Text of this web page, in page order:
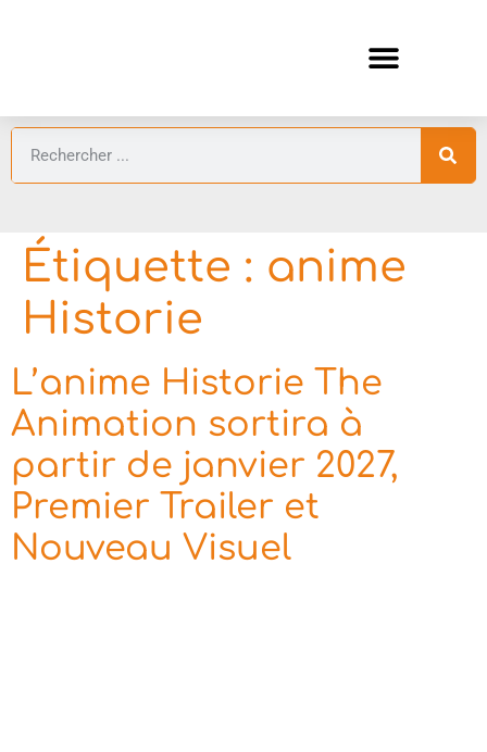
Étiquette : anime
Historie
L’anime Historie The
Animation sortira à
partir de janvier 2027,
Premier Trailer et
Nouveau Visuel